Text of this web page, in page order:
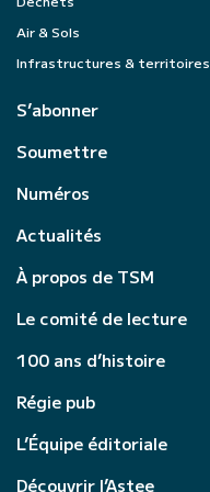
Air & Sols
Infrastructures & territoires
S’abonner
Soumettre
Numéros
Actualités
À propos de TSM
Le comité de lecture
100 ans d’histoire
Régie pub
L’Équipe éditoriale
Découvrir l’Astee